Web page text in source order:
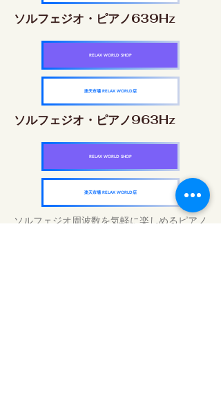
ソルフェジオ・ピアノ639Hz
RELAX WORLD SHOP
楽天市場 RELAX WORLD店
ソルフェジオ・ピアノ963Hz
RELAX WORLD SHOP
楽天市場 RELAX WORLD店
ソルフェジオ周波数を気軽に楽しめるピアノ